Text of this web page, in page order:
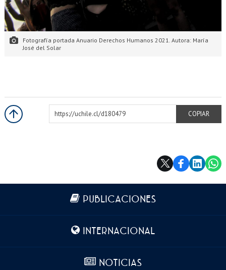
Fotografía portada Anuario Derechos Humanos 2021. Autora: María
José del Solar
https://uchile.cl/d180479
COPIAR
Más información
PUBLICACIONES
INTERNACIONAL
NOTICIAS